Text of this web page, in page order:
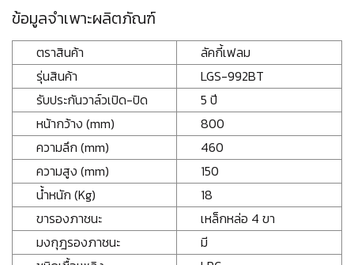
ข้อมูลจำเพาะผลิตภัณฑ์
ตราสินค้า
ลัคกี้เฟลม
รุ่นสินค้า
LGS-992BT
รับประกันวาล์วเปิด-ปิด
5 ปี
หน้ากว้าง (mm)
800
ความลึก (mm)
460
ความสูง (mm)
150
น้ำหนัก (Kg)
18
ขารองภาชนะ
เหล็กหล่อ 4 ขา
มงกุฎรองภาชนะ
มี